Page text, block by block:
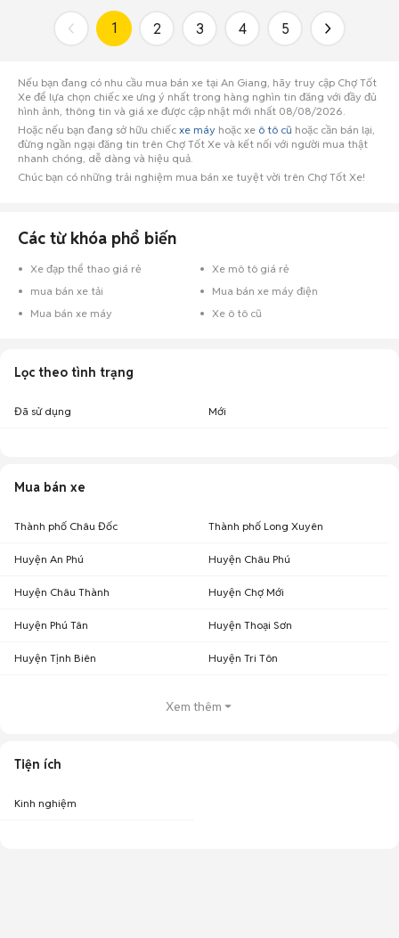
1 2 3 4 5
Nếu bạn đang có nhu cầu mua bán xe tại An Giang, hãy truy cập Chợ Tốt
Xe để lựa chọn chiếc xe ưng ý nhất trong hàng nghìn tin đăng với đầy đủ
hình ảnh, thông tin và giá xe được cập nhật mới nhất 08/08/2026.
Hoặc nếu bạn đang sở hữu chiếc xe máy hoặc xe ô tô cũ hoặc cần bán lại,
đừng ngần ngại đăng tin trên Chợ Tốt Xe và kết nối với người mua thật
nhanh chóng, dễ dàng và hiệu quả.
Chúc bạn có những trải nghiệm mua bán xe tuyệt vời trên Chợ Tốt Xe!
Các từ khóa phổ biến
Xe đạp thể thao giá rẻ
Xe mô tô giá rẻ
mua bán xe tải
Mua bán xe máy điện
Mua bán xe máy
Xe ô tô cũ
Lọc theo tình trạng
Đã sử dụng Mới
Mua bán xe
Thành phố Châu Đốc Thành phố Long Xuyên
Huyện An Phú Huyện Châu Phú
Huyện Châu Thành Huyện Chợ Mới
Huyện Phú Tân Huyện Thoại Sơn
Huyện Tịnh Biên Huyện Tri Tôn
Xem thêm
Tiện ích
Kinh nghiệm